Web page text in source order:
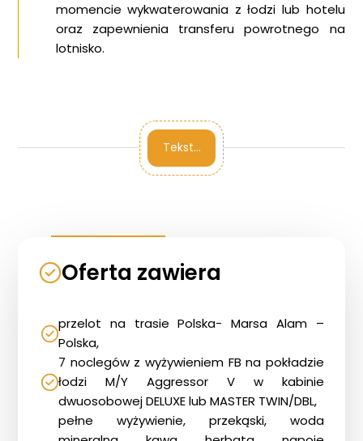
Strona główna !!!
Wyprawy Nurkowe
Gdzie i kiedy nurkować
Galeria
momencie wykwaterowania z łodzi lub hotelu
oraz zapewnienia transferu powrotnego na
lotnisko.
Tekst…
Oferta zawiera
przelot na trasie Polska- Marsa Alam –
Polska,
7 noclegów z wyżywieniem FB na pokładzie
łodzi M/Y Aggressor V w kabinie
dwuosobowej DELUXE lub MASTER TWIN/DBL,
pełne wyżywienie, przekąski, woda